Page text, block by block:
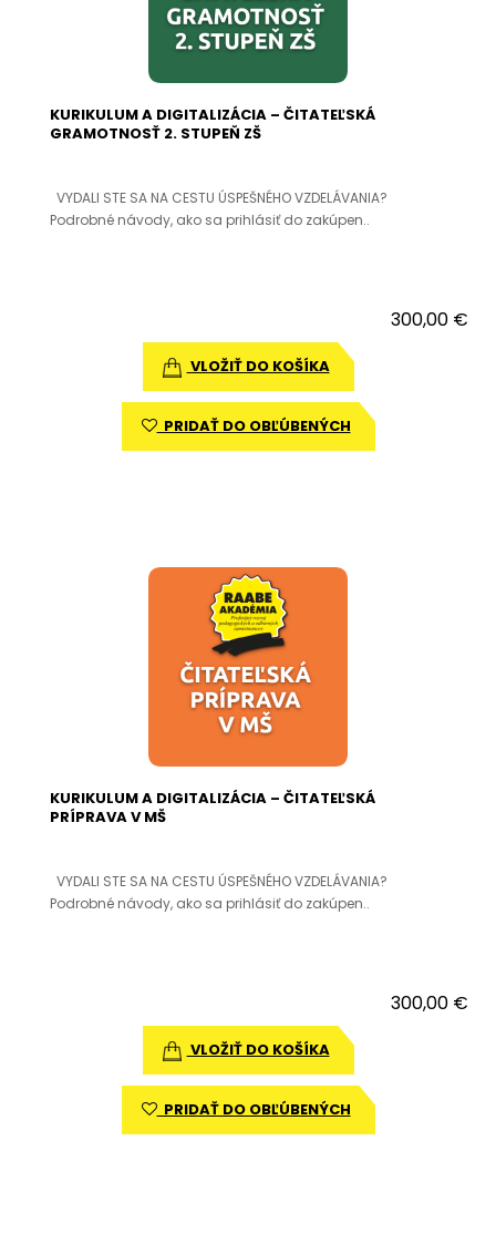
KURIKULUM A DIGITALIZÁCIA – ČITATEĽSKÁ
GRAMOTNOSŤ 2. STUPEŇ ZŠ
VYDALI STE SA NA CESTU ÚSPEŠNÉHO VZDELÁVANIA?
Podrobné návody, ako sa prihlásiť do zakúpen..
300,00 €
VLOŽIŤ DO KOŠÍKA
PRIDAŤ DO OBĽÚBENÝCH
KURIKULUM A DIGITALIZÁCIA – ČITATEĽSKÁ
PRÍPRAVA V MŠ
VYDALI STE SA NA CESTU ÚSPEŠNÉHO VZDELÁVANIA?
Podrobné návody, ako sa prihlásiť do zakúpen..
300,00 €
VLOŽIŤ DO KOŠÍKA
PRIDAŤ DO OBĽÚBENÝCH